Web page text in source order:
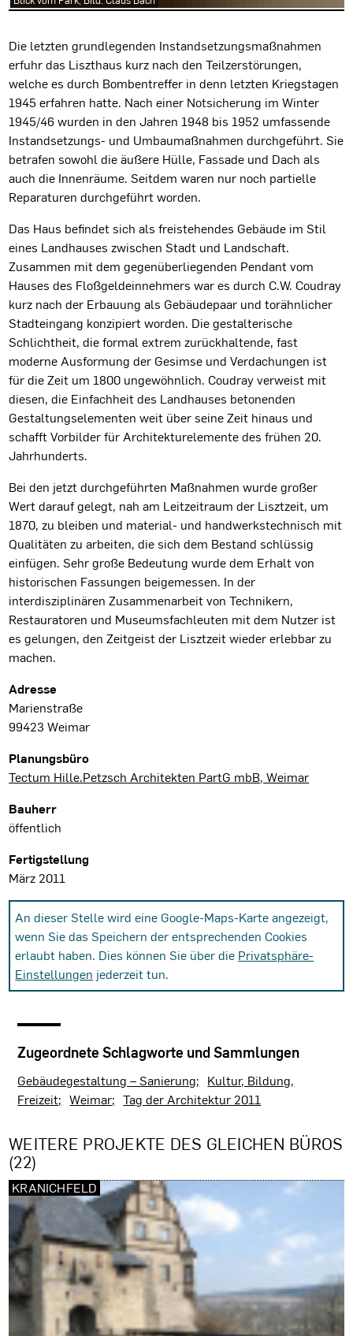
Die letzten grundlegenden Instandsetzungsmaßnahmen
erfuhr das Liszthaus kurz nach den Teilzerstörungen,
welche es durch Bombentreffer in denn letzten Kriegstagen
1945 erfahren hatte. Nach einer Notsicherung im Winter
1945/46 wurden in den Jahren 1948 bis 1952 umfassende
Instandsetzungs- und Umbaumaßnahmen durchgeführt. Sie
betrafen sowohl die äußere Hülle, Fassade und Dach als
auch die Innenräume. Seitdem waren nur noch partielle
Reparaturen durchgeführt worden.
Das Haus befindet sich als freistehendes Gebäude im Stil
eines Landhauses zwischen Stadt und Landschaft.
Zusammen mit dem gegenüberliegenden Pendant vom
Hauses des Floßgeldeinnehmers war es durch C.W. Coudray
kurz nach der Erbauung als Gebäudepaar und torähnlicher
Stadteingang konzipiert worden. Die gestalterische
Schlichtheit, die formal extrem zurückhaltende, fast
moderne Ausformung der Gesimse und Verdachungen ist
für die Zeit um 1800 ungewöhnlich. Coudray verweist mit
diesen, die Einfachheit des Landhauses betonenden
Gestaltungselementen weit über seine Zeit hinaus und
schafft Vorbilder für Architekturelemente des frühen 20.
Jahrhunderts.
Bei den jetzt durchgeführten Maßnahmen wurde großer
Wert darauf gelegt, nah am Leitzeitraum der Lisztzeit, um
1870, zu bleiben und material- und handwerkstechnisch mit
Qualitäten zu arbeiten, die sich dem Bestand schlüssig
einfügen. Sehr große Bedeutung wurde dem Erhalt von
historischen Fassungen beigemessen. In der
interdisziplinären Zusammenarbeit von Technikern,
Restauratoren und Museumsfachleuten mit dem Nutzer ist
es gelungen, den Zeitgeist der Lisztzeit wieder erlebbar zu
machen.
Projektdaten
Adresse
Marienstraße
99423 Weimar
Planungsbüro
Tectum Hille.Petzsch Architekten PartG mbB, Weimar
Bauherr
öffentlich
Fertigstellung
März 2011
An dieser Stelle wird eine Google-Maps-Karte angezeigt,
wenn Sie das Speichern der entsprechenden Cookies
erlaubt haben. Dies können Sie über die Privatsphäre-
Einstellungen jederzeit tun.
Zugeordnete Schlagworte und Sammlungen
Gebäudegestaltung – Sanierung
Kultur, Bildung,
Freizeit
Weimar Tag der Architektur 2011
WEITERE PROJEKTE DES GLEICHEN BÜROS
(22)
KRANICHFELD